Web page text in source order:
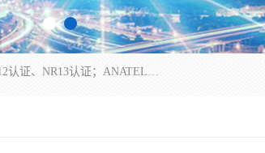
*是一家的测试、评估、检查与认机构，主要从事巴西NR10认证、NR12认证、NR13认证；ANATEL认证、INMTRO认证，欧盟CE认证：MD认证，PED认证，MID认证，ATEX认证，德国蓝色天使认证。